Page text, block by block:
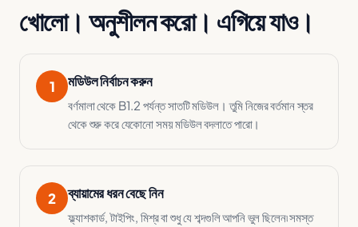
খোলো। অনুশীলন করো। এগিয়ে যাও।
1 মডিউল নির্বাচন করুন
বর্ণমালা থেকে B1.2 পর্যন্ত সাতটি মডিউল। তুমি নিজের বর্তমান স্তর
থেকে শুরু করে যেকোনো সময় মডিউল বদলাতে পারো।
2 ব্যায়ামের ধরন বেছে নিন
ফ্ল্যাশকার্ড, টাইপিং, মিশ্র বা শুধু যে শব্দগুলি আপনি ভুল ছিলেন৷ সমস্ত